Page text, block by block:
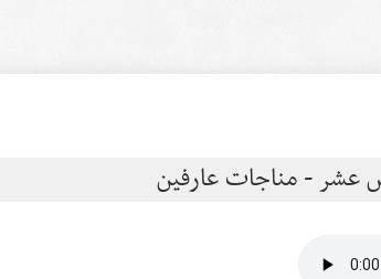
عشر - مناجات عارفین